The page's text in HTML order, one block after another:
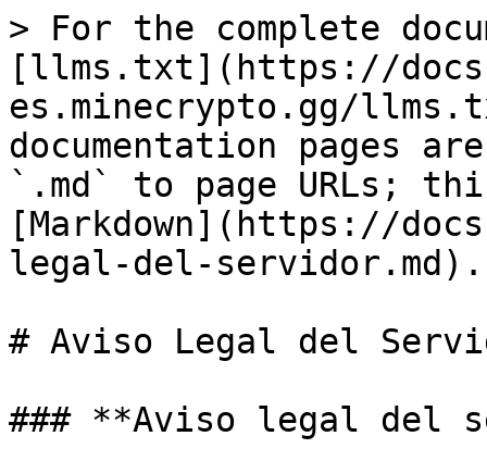
> For the complete
[llms.txt](https://
es.minecrypto.gg/
documentation pages
`.md` to page URLs;
[Markdown](https://
legal-del-servidor.md).
# Aviso Legal del
### **Aviso legal del